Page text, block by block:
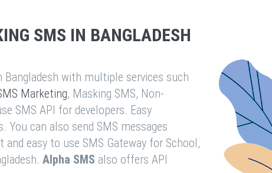
SMS IN BANGLADESH
Bangladesh with multiple services such
Marketing, Masking SMS, Non-
SMS API for developers. Easy
can also send SMS messages
easy to use SMS Gateway for School,
Alpha SMS also offers API